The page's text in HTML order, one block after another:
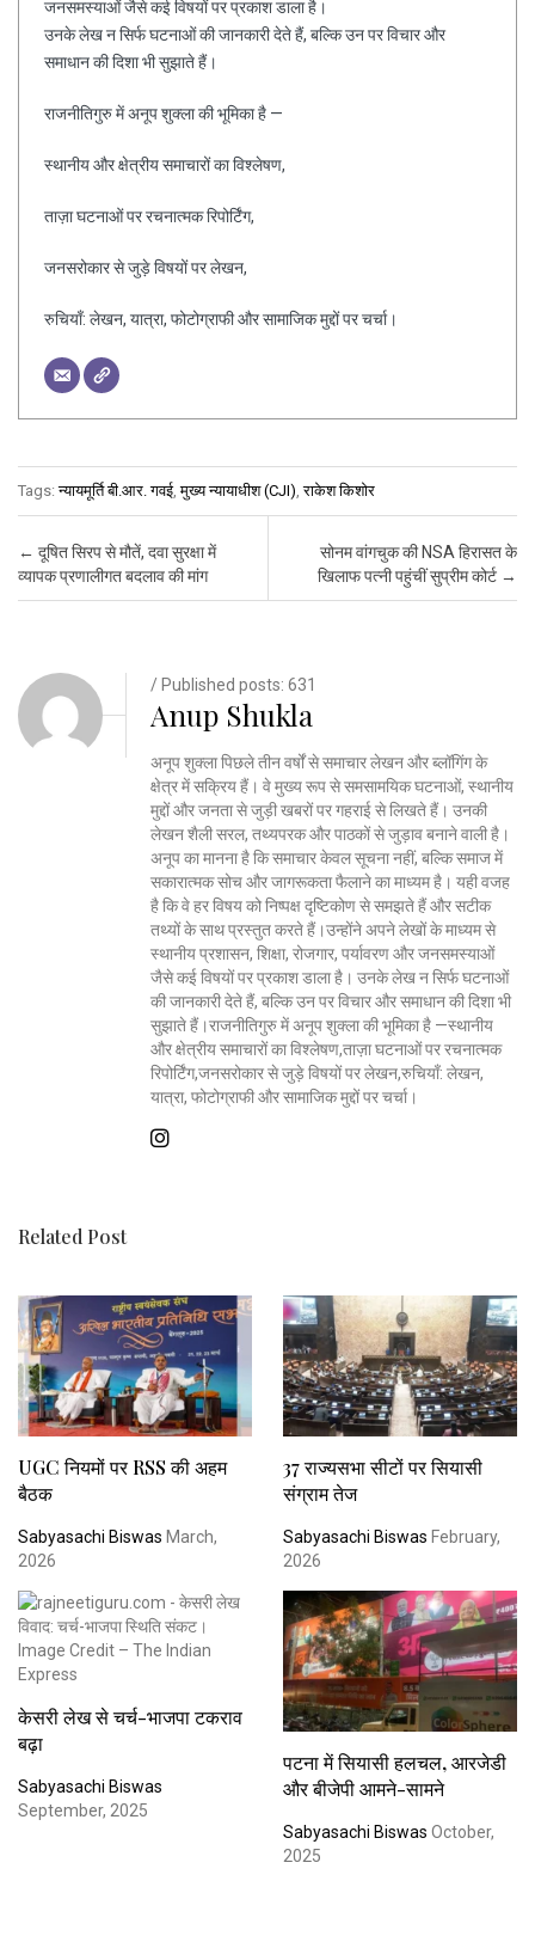
जनसमस्याओं जैसे कई विषयों पर प्रकाश डाला है।
उनके लेख न सिर्फ घटनाओं की जानकारी देते हैं, बल्कि उन पर विचार और
समाधान की दिशा भी सुझाते हैं।
राजनीतिगुरु में अनूप शुक्ला की भूमिका है —
स्थानीय और क्षेत्रीय समाचारों का विश्लेषण,
ताज़ा घटनाओं पर रचनात्मक रिपोर्टिंग,
जनसरोकार से जुड़े विषयों पर लेखन,
रुचियाँ: लेखन, यात्रा, फोटोग्राफी और सामाजिक मुद्दों पर चर्चा।
Tags:न्यायमूर्ति बी.आर. गवई,मुख्य न्यायाधीश (CJI) ,राकेश किशोर
Post navigation
← दूषित सिरप से मौतें, दवा सुरक्षा में
व्यापक प्रणालीगत बदलाव की मांग
सोनम वांगचुक की NSA हिरासत के
खिलाफ पत्नी पहुंचीं सुप्रीम कोर्ट →
/ Published posts: 631
Anup Shukla
अनूप शुक्ला पिछले तीन वर्षों से समाचार लेखन और ब्लॉगिंग के
क्षेत्र में सक्रिय हैं। वे मुख्य रूप से समसामयिक घटनाओं, स्थानीय
मुद्दों और जनता से जुड़ी खबरों पर गहराई से लिखते हैं। उनकी
लेखन शैली सरल, तथ्यपरक और पाठकों से जुड़ाव बनाने वाली है।
अनूप का मानना है कि समाचार केवल सूचना नहीं, बल्कि समाज में
सकारात्मक सोच और जागरूकता फैलाने का माध्यम है। यही वजह
है कि वे हर विषय को निष्पक्ष दृष्टिकोण से समझते हैं और सटीक
तथ्यों के साथ प्रस्तुत करते हैं।उन्होंने अपने लेखों के माध्यम से
स्थानीय प्रशासन, शिक्षा, रोजगार, पर्यावरण और जनसमस्याओं
जैसे कई विषयों पर प्रकाश डाला है। उनके लेख न सिर्फ घटनाओं
की जानकारी देते हैं, बल्कि उन पर विचार और समाधान की दिशा भी
सुझाते हैं।राजनीतिगुरु में अनूप शुक्ला की भूमिका है —स्थानीय
और क्षेत्रीय समाचारों का विश्लेषण,ताज़ा घटनाओं पर रचनात्मक
रिपोर्टिंग,जनसरोकार से जुड़े विषयों पर लेखन,रुचियाँ: लेखन,
यात्रा, फोटोग्राफी और सामाजिक मुद्दों पर चर्चा।
Related Post
UGC नियमों पर RSS की अहम
बैठक
Sabyasachi Biswas March,
2026
37 राज्यसभा सीटों पर सियासी
संग्राम तेज
Sabyasachi Biswas February,
2026
केसरी लेख से चर्च-भाजपा टकराव
बढ़ा
Sabyasachi Biswas
September, 2025
पटना में सियासी हलचल, आरजेडी
और बीजेपी आमने-सामने
Sabyasachi Biswas October,
2025